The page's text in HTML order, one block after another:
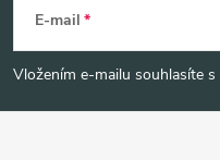
p
a
E-mail
Vložením e-mailu souhlasíte s